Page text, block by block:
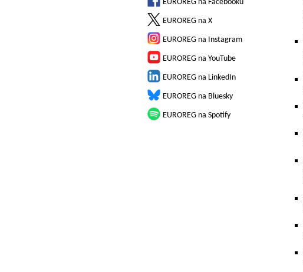
EUROREG na Facebooku
EUROREG na X
EUROREG na Instagram
EUROREG na YouTube
EUROREG na LinkedIn
EUROREG na Bluesky
EUROREG na Spotify